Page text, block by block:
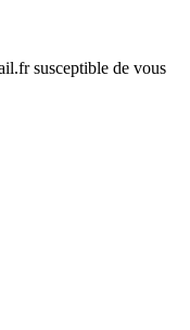
susceptible de vous